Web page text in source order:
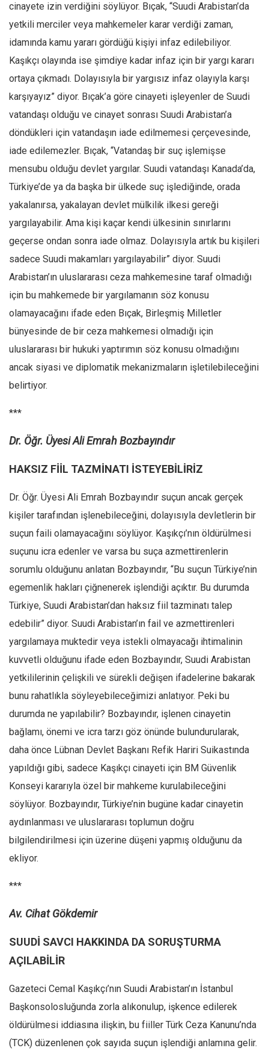
cinayete izin verdiğini söylüyor. Bıçak, “Suudi Arabistan’da
yetkili merciler veya mahkemeler karar verdiği zaman,
idamında kamu yararı gördüğü kişiyi infaz edilebiliyor.
Kaşıkçı olayında ise şimdiye kadar infaz için bir yargı kararı
ortaya çıkmadı. Dolayısıyla bir yargısız infaz olayıyla karşı
karşıyayız” diyor. Bıçak’a göre cinayeti işleyenler de Suudi
vatandaşı olduğu ve cinayet sonrası Suudi Arabistan’a
döndükleri için vatandaşın iade edilmemesi çerçevesinde,
iade edilemezler. Bıçak, “Vatandaş bir suç işlemişse
mensubu olduğu devlet yargılar. Suudi vatandaşı Kanada’da,
Türkiye’de ya da başka bir ülkede suç işlediğinde, orada
yakalanırsa, yakalayan devlet mülkilik ilkesi gereği
yargılayabilir. Ama kişi kaçar kendi ülkesinin sınırlarını
geçerse ondan sonra iade olmaz. Dolayısıyla artık bu kişileri
sadece Suudi makamları yargılayabilir” diyor. Suudi
Arabistan’ın uluslararası ceza mahkemesine taraf olmadığı
için bu mahkemede bir yargılamanın söz konusu
olamayacağını ifade eden Bıçak, Birleşmiş Milletler
bünyesinde de bir ceza mahkemesi olmadığı için
uluslararası bir hukuki yaptırımın söz konusu olmadığını
ancak siyasi ve diplomatik mekanizmaların işletilebileceğini
belirtiyor.
***
Dr. Öğr. Üyesi Ali Emrah Bozbayındır
HAKSIZ FİİL TAZMİNATI İSTEYEBİLİRİZ
Dr. Öğr. Üyesi Ali Emrah Bozbayındır suçun ancak gerçek
kişiler tarafından işlenebileceğini, dolayısıyla devletlerin bir
suçun faili olamayacağını söylüyor. Kaşıkçı’nın öldürülmesi
suçunu icra edenler ve varsa bu suça azmettirenlerin
sorumlu olduğunu anlatan Bozbayındır, “Bu suçun Türkiye’nin
egemenlik hakları çiğnenerek işlendiği açıktır. Bu durumda
Türkiye, Suudi Arabistan’dan haksız fiil tazminatı talep
edebilir” diyor. Suudi Arabistan’ın fail ve azmettirenleri
yargılamaya muktedir veya istekli olmayacağı ihtimalinin
kuvvetli olduğunu ifade eden Bozbayındır, Suudi Arabistan
yetkililerinin çelişkili ve sürekli değişen ifadelerine bakarak
bunu rahatlıkla söyleyebileceğimizi anlatıyor. Peki bu
durumda ne yapılabilir? Bozbayındır, işlenen cinayetin
bağlamı, önemi ve icra tarzı göz önünde bulundurularak,
daha önce Lübnan Devlet Başkanı Refik Hariri Suikastında
yapıldığı gibi, sadece Kaşıkçı cinayeti için BM Güvenlik
Konseyi kararıyla özel bir mahkeme kurulabileceğini
söylüyor. Bozbayındır, Türkiye’nin bugüne kadar cinayetin
aydınlanması ve uluslararası toplumun doğru
bilgilendirilmesi için üzerine düşeni yapmış olduğunu da
ekliyor.
***
Av. Cihat Gökdemir
SUUDİ SAVCI HAKKINDA DA SORUŞTURMA
AÇILABİLİR
Gazeteci Cemal Kaşıkçı’nın Suudi Arabistan’ın İstanbul
Başkonsolosluğunda zorla alıkonulup, işkence edilerek
öldürülmesi iddiasına ilişkin, bu fiiller Türk Ceza Kanunu’nda
(TCK) düzenlenen çok sayıda suçun işlendiği anlamına gelir.